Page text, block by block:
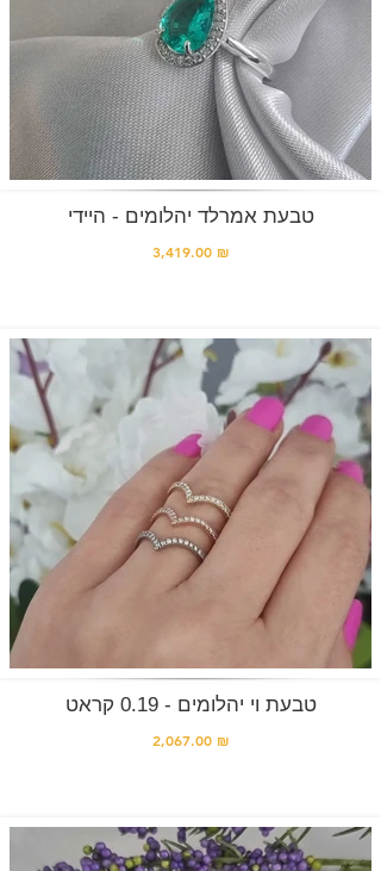
טבעת אמרלד יהלומים - היידי
3,419.00 ₪
טבעת וי יהלומים - 0.19 קראט
2,067.00 ₪